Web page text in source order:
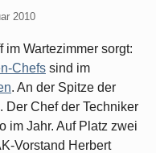
2010
im Wartezimmer sorgt:
Chefs sind im
. An der Spitze der
Der Chef der Techniker
im Jahr. Auf Platz zwei
Vorstand Herbert